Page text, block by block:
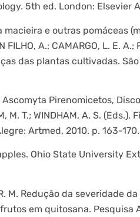
5th ed. London: Elsevier
macieira e outras pomáceas
FILHO, A.; CAMARGO, L. E.
das plantas cultivadas.
Ascomyta Pirenomicetos,
M. T.; WINDHAM, A. S.
Artmed, 2010. p. 163-170.
Ohio State University
R. M. Redução da severidade
em quitosana. Pesquisa